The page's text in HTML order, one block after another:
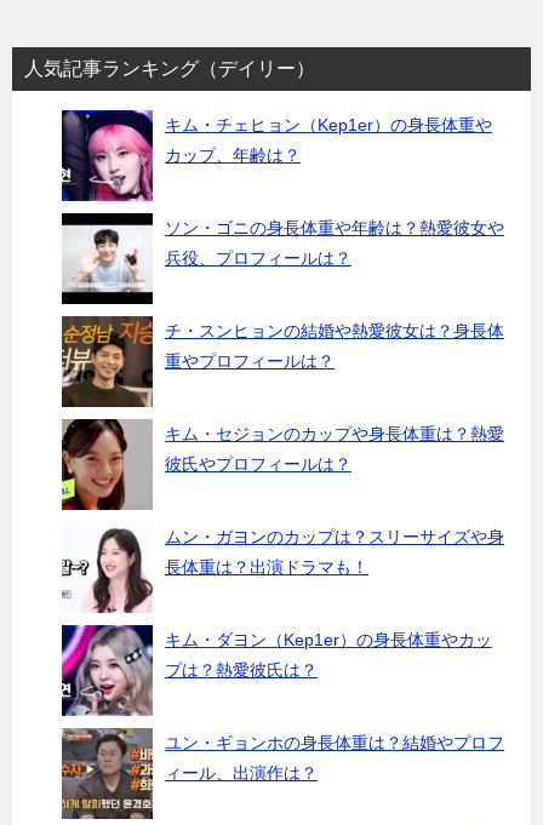
人気記事ランキング（デイリー）
キム・チェヒョン（Kep1er）の身長体重や
カップ、年齢は？
ソン・ゴニの身長体重や年齢は？熱愛彼女や
兵役、プロフィールは？
チ・スンヒョンの結婚や熱愛彼女は？身長体
重やプロフィールは？
キム・セジョンのカップや身長体重は？熱愛
彼氏やプロフィールは？
ムン・ガヨンのカップは？スリーサイズや身
長体重は？出演ドラマも！
キム・ダヨン（Kep1er）の身長体重やカッ
プは？熱愛彼氏は？
ユン・ギョンホの身長体重は？結婚やプロフ
ィール、出演作は？